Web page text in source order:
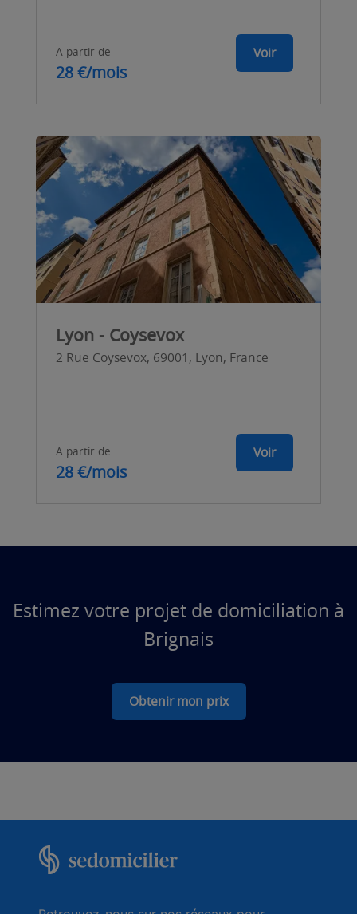
A partir de
28 €/mois
Voir
Lyon - Coysevox
2 Rue Coysevox, 69001, Lyon, France
A partir de
28 €/mois
Voir
Estimez votre projet de domiciliation à
Brignais
Obtenir mon prix